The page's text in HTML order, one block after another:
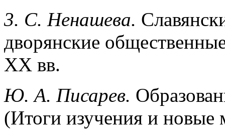
3. С. Ненашева.
дворянские
XX вв.
Ю. А. Писарев.
(Итоги изучения и новые